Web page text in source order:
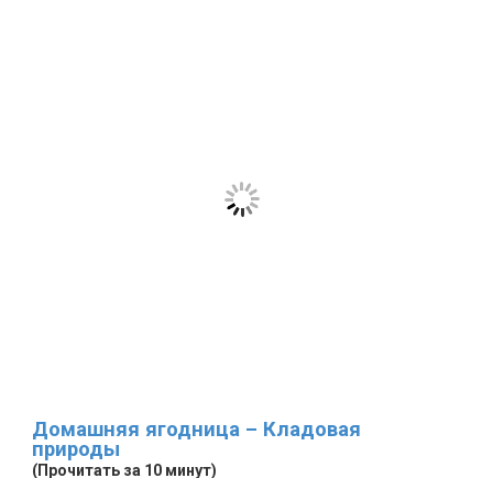
Домашняя ягодница – Кладовая
природы
(Прочитать за 10 минут)